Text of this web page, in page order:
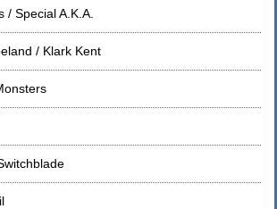
/ Special A.K.A.
/ Klark Kent